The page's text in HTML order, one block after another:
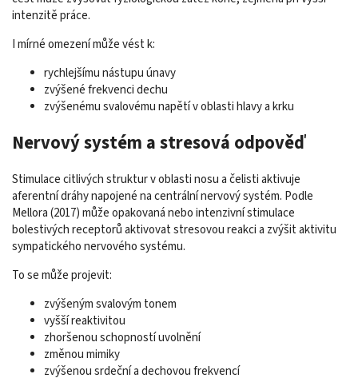
intenzitě práce.
I mírné omezení může vést k:
rychlejšímu nástupu únavy
zvýšené frekvenci dechu
zvýšenému svalovému napětí v oblasti hlavy a krku
Nervový systém a stresová odpověď
Stimulace citlivých struktur v oblasti nosu a čelisti aktivuje
aferentní dráhy napojené na centrální nervový systém. Podle
Mellora (2017) může opakovaná nebo intenzivní stimulace
bolestivých receptorů aktivovat stresovou reakci a zvýšit aktivitu
sympatického nervového systému.
To se může projevit:
zvýšeným svalovým tonem
vyšší reaktivitou
zhoršenou schopností uvolnění
změnou mimiky
zvýšenou srdeční a dechovou frekvencí